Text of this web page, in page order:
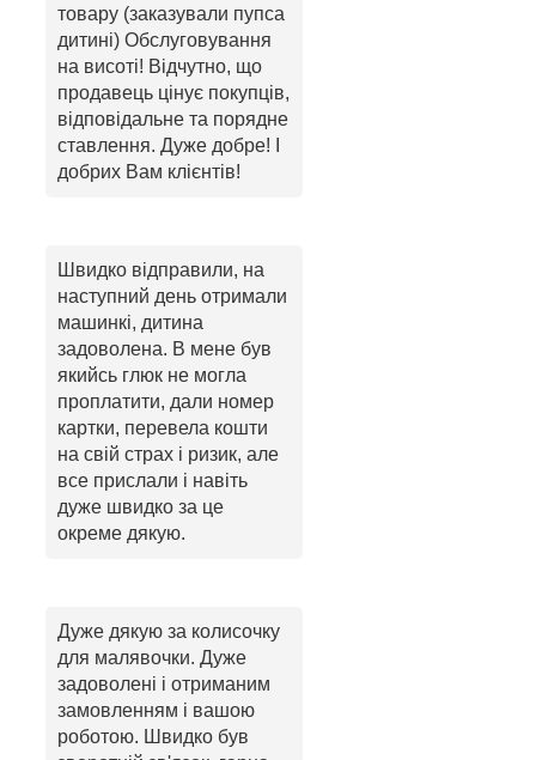
товару (заказували пупса
дитині) Обслуговування
на висоті! Відчутно, що
продавець цінує покупців,
відповідальне та порядне
ставлення. Дуже добре! І
добрих Вам клієнтів!
Швидко відправили, на
наступний день отримали
машинкі, дитина
задоволена. В мене був
якийсь глюк не могла
проплатити, дали номер
картки, перевела кошти
на свій страх і ризик, але
все прислали і навіть
дуже швидко за це
окреме дякую.
Дуже дякую за колисочку
для малявочки. Дуже
задоволені і отриманим
замовленням і вашою
роботою. Швидко був